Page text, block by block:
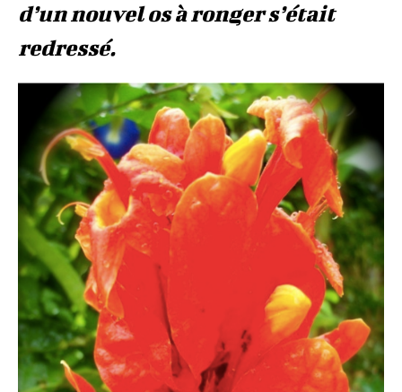
d’un nouvel os à ronger s’était
redressé.